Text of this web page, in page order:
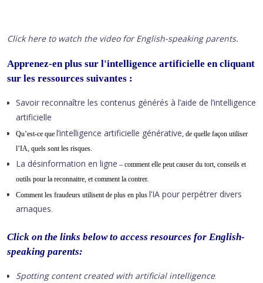
Click here to watch the video for English-speaking parents.
Apprenez-en plus sur l'intelligence artificielle en cliquant
sur les ressources suivantes :
Savoir reconnaître les contenus générés à l’aide de l’intelligence
artificielle
Qu’est-ce que l’intelligence artificielle générative, de quelle façon utiliser
l’IA, quels sont les risques.
La désinformation en ligne – comment elle peut causer du tort, conseils et
outils pour la reconnaitre, et comment la contrer.
Comment les fraudeurs utilisent de plus en plus l’IA pour perpétrer divers
arnaques.
Click on the links below to access resources for English-
speaking parents:
Spotting content created with artificial intelligence.